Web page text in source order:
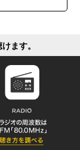
ます。